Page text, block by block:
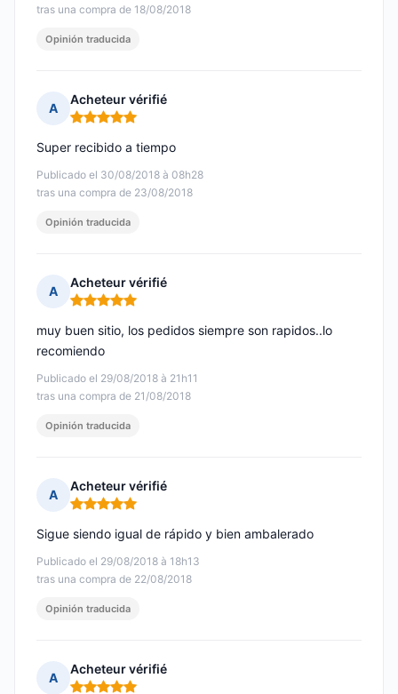
tras una compra de 18/08/2018
Opinión traducida
A
Acheteur vérifié
Nota: 5 de 5
Publicado el 30/08/2018 à 08h28
tras una compra de 23/08/2018
Super recibido a tiempo
Opinión traducida
A
Acheteur vérifié
Nota: 5 de 5
Publicado el 29/08/2018 à 21h11
tras una compra de 21/08/2018
muy buen sitio, los pedidos siempre son rapidos..lo
recomiendo
Opinión traducida
A
Acheteur vérifié
Nota: 5 de 5
Publicado el 29/08/2018 à 18h13
tras una compra de 22/08/2018
Sigue siendo igual de rápido y bien ambalerado
Opinión traducida
A
Acheteur vérifié